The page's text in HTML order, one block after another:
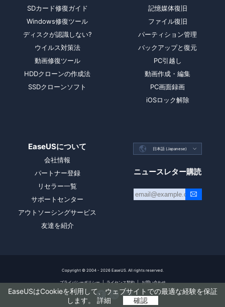
EaseUSはCookieを利用して、ウェブサイトでの最適な経験を保証
します。 詳細 確認
SDカード修復ガイド
Windows修復ツール
ディスクが認識しない?
ウイルス対策法
動画修復ツール
HDDクローンの作成法
SSDクローンソフト
記憶媒体復旧
ファイル復旧
パーティション管理
バックアップと復元
PC引越し
動画作成・編集
PC画面録画
iOSロック解除
EaseUSについて
会社情報
パートナー登録
リセラー一覧
サポートセンター
アウトソーシングサービス
友達を紹介
 日本語 (Japanese) 
ニュースレター購読
Copyright © 2004 - 2026EaseUS. All rights reserved.
プライバシーポリシー | ライセンス契約 | お問い合わせ
  